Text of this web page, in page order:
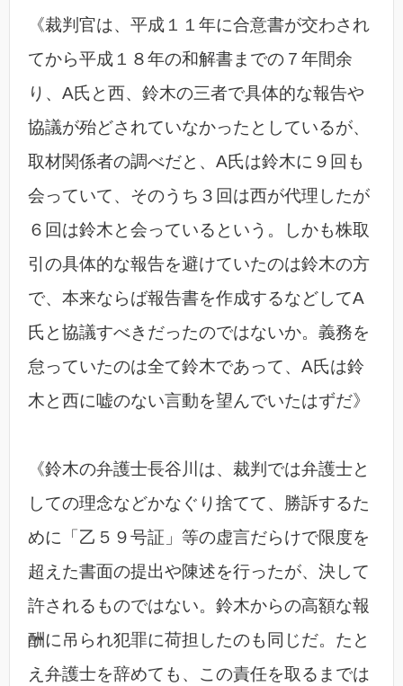
《裁判官は、平成１１年に合意書が交わされ
てから平成１８年の和解書までの７年間余
り、A氏と西、鈴木の三者で具体的な報告や
協議が殆どされていなかったとしているが、
取材関係者の調べだと、A氏は鈴木に９回も
会っていて、そのうち３回は西が代理したが
６回は鈴木と会っているという。しかも株取
引の具体的な報告を避けていたのは鈴木の方
で、本来ならば報告書を作成するなどしてA
氏と協議すべきだったのではないか。義務を
怠っていたのは全て鈴木であって、A氏は鈴
木と西に嘘のない言動を望んでいたはずだ》
《鈴木の弁護士長谷川は、裁判では弁護士と
しての理念などかなぐり捨てて、勝訴するた
めに「乙５９号証」等の虚言だらけで限度を
超えた書面の提出や陳述を行ったが、決して
許されるものではない。鈴木からの高額な報
酬に吊られ犯罪に荷担したのも同じだ。たと
え弁護士を辞めても、この責任を取るまでは